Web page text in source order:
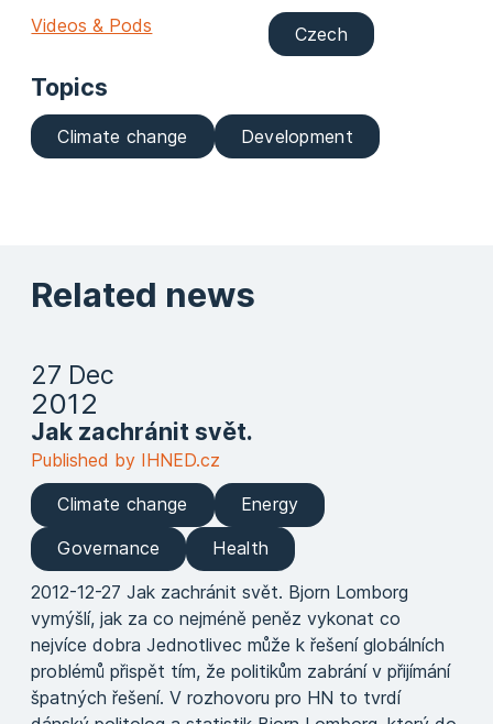
Videos & Pods Czech
Topics
Climate change Development
Related news
27 Dec
2012
Jak zachránit svět.
Published by IHNED.cz
Climate change
Energy
Governance
Health
2012-12-27 Jak zachránit svět. Bjorn Lomborg
vymýšlí, jak za co nejméně peněz vykonat co
nejvíce dobra Jednotlivec může k řešení globálních
problémů přispět tím, že politikům zabrání v přijímání
špatných řešení. V rozhovoru pro HN to tvrdí